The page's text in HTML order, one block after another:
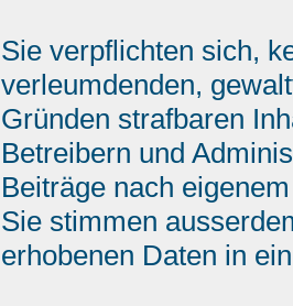
Sie verpflichten sich,
verleumdenden,
Gründen strafbaren
Betreibern und
Beiträge nach
Sie stimmen
erhobenen Daten in